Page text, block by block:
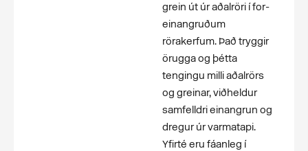
grein út úr aðalröri í for­
einangruðum
rörakerfum. Það tryggir
örugga og þétta
tengingu milli aðalrörs
og greinar, viðheldur
samfelldri einangrun og
dregur úr varmatapi.
Yfirté eru fáanleg í